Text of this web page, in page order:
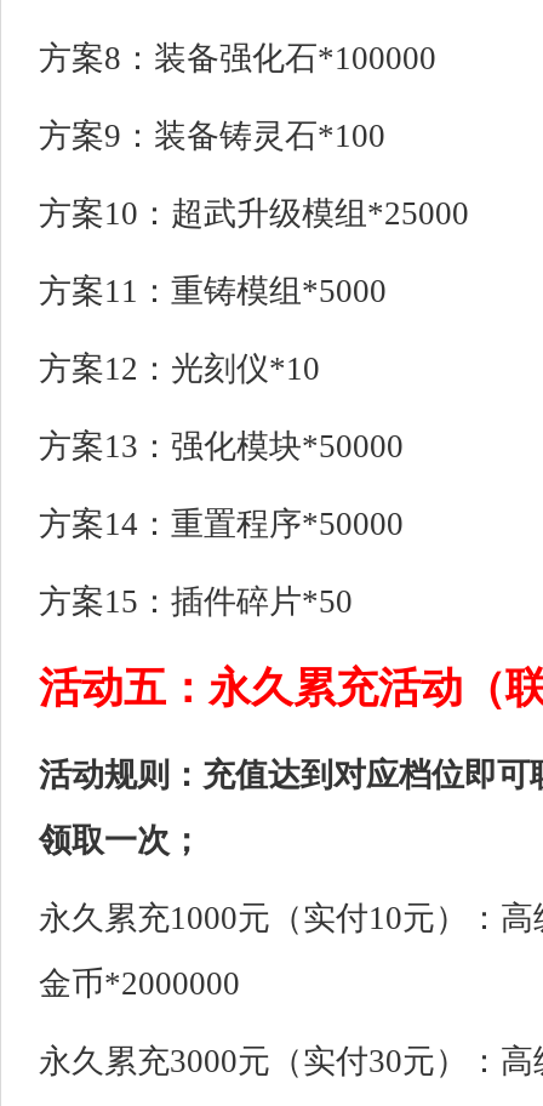
方案8：装备强化石*100000
方案9：装备铸灵石*100
方案10：超武升级模组*25000
方案11：重铸模组*5000
方案12：光刻仪*10
方案13：强化模块*50000
方案14：重置程序*50000
方案15：插件碎片*50
活动五：永久累充活动（
活动规则：充值达到对应档位即
领取一次；
永久累充1000元（实付10元）：
金币*2000000
永久累充3000元（实付30元）：